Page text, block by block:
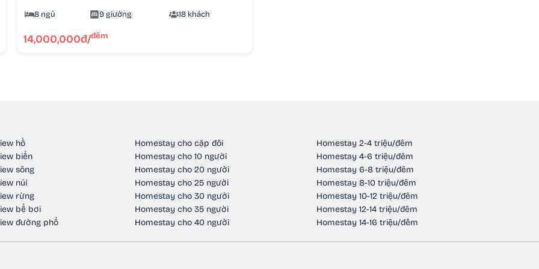
8 ngủ 9 giường 18 khách
14,000,000đ/đêm
hồ
biển
sông
núi
rừng
bể bơi
đường phố
Homestay cho cặp đôi
Homestay cho 10 người
Homestay cho 20 người
Homestay cho 25 người
Homestay cho 30 người
Homestay cho 35 người
Homestay cho 40 người
Homestay 2-4 triệu/đêm
Homestay 4-6 triệu/đêm
Homestay 6-8 triệu/đêm
Homestay 8-10 triệu/đêm
Homestay 10-12 triệu/đêm
Homestay 12-14 triệu/đêm
Homestay 14-16 triệu/đêm